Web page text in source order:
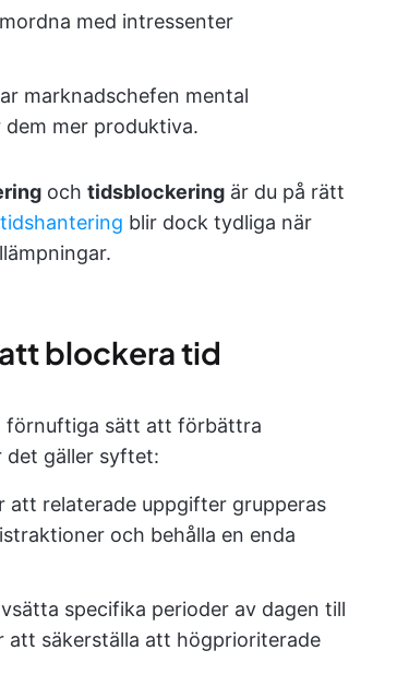
med intressenter
marknadschefen mental
mer produktiva.
och tidsblockering är du på rätt
blir dock tydliga när
blockera tid
förnuftiga sätt att förbättra
det gäller syftet:
att relaterade uppgifter grupperas
och behålla en enda
specifika perioder av dagen till
att säkerställa att högprioriterade